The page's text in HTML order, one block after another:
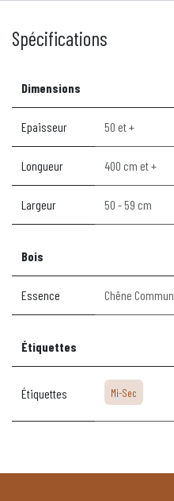
Spécifications
Dimensions
Epaisseur 50 et +
Longueur 400 cm et +
Largeur 50 - 59 cm
Bois
Essence Chêne Commun
Étiquettes
Étiquettes Mi-Sec